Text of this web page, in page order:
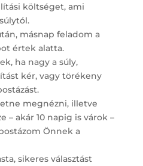
költséget, ami
másnap feladom a
értek alatta.
ha nagy a súly,
kér, vagy törékeny
megnézni, illetve
– akár 10 napig is várok –
Önnek a
sikeres választást